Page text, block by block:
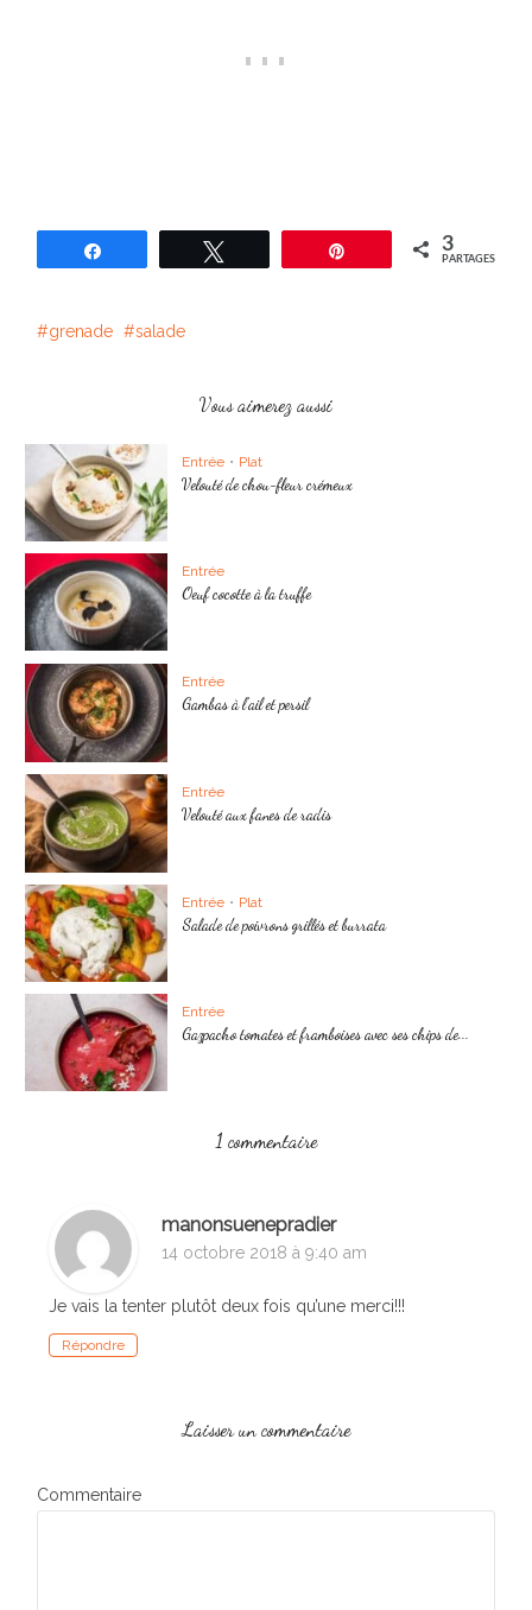
Épingle 3
PARTAGES
grenade salade
Vous aimerez aussi
Entrée • Plat
Velouté de chou-fleur crémeux
Entrée
Oeuf cocotte à la truffe
Entrée
Gambas à l’ail et persil
Entrée
Velouté aux fanes de radis
Entrée • Plat
Salade de poivrons grillés et burrata
Entrée
Gazpacho tomates et framboises avec ses chips de...
1 commentaire
manonsuenepradier
14 octobre 2018 à 9:40 am
Je vais la tenter plutôt deux fois qu’une merci!!!
Répondre
Laisser un commentaire
Commentaire